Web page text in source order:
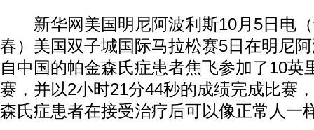
新华网美国明尼阿波利斯10月5日电
春）美国双子城国际马拉松赛5日在明尼
自中国的帕金森氏症患者焦飞参加了10英
赛，并以2小时21分44秒的成绩完成比赛
森氏症患者在接受治疗后可以像正常人一